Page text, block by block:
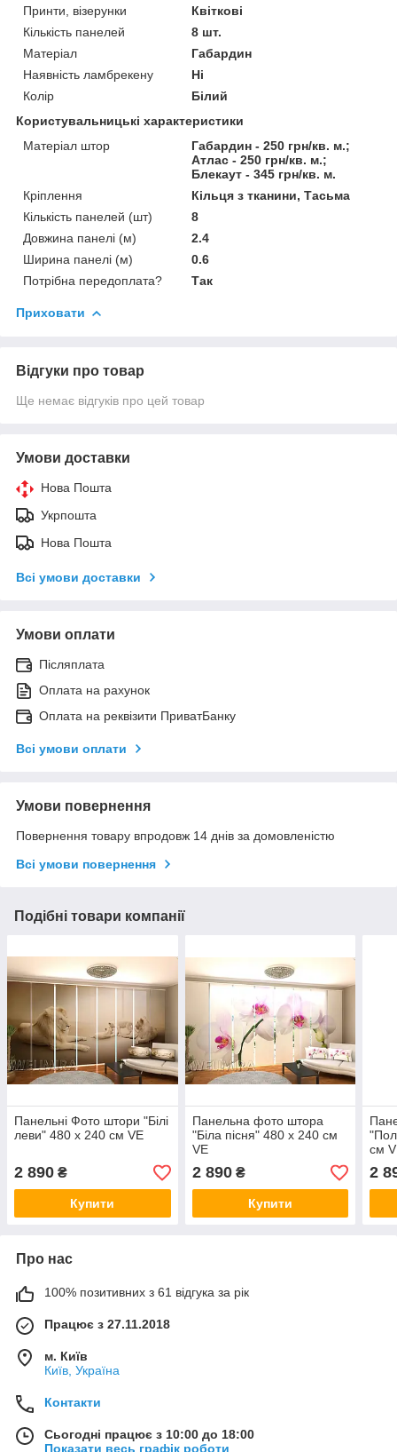
Принти, візерунки
Квіткові
Кількість панелей
8 шт.
Матеріал
Габардин
Наявність ламбрекену
Ні
Колір
Білий
Користувальницькі характеристики
Матеріал штор
Габардин - 250 грн/кв. м.;
Атлас - 250 грн/кв. м.;
Блекаут - 345 грн/кв. м.
Кріплення
Кільця з тканини, Тасьма
Кількість панелей (шт)
8
Довжина панелі (м)
2.4
Ширина панелі (м)
0.6
Потрібна передоплата?
Так
Приховати
Відгуки про товар
Ще немає відгуків про цей товар
Умови доставки
Нова Пошта
Укрпошта
Нова Пошта
Всі умови доставки
Умови оплати
Післяплата
Оплата на рахунок
Оплата на реквізити ПриватБанку
Всі умови оплати
Умови повернення
Повернення товару впродовж 14 днів за домовленістю
Всі умови повернення
Подібні товари компанії
Панельні Фото штори "Білі
леви" 480 х 240 см VE
2 890 ₴
Купити
Панельна фото штора
"Біла пісня" 480 х 240 см
VE
2 890₴
Купити
см
2
Про нас
100% позитивних з 61 відгука за рік
Працює з 27.11.2018
м. Київ
Київ, Україна
Контакти
Сьогодні працює з 10:00 до 18:00
Показати весь графік роботи